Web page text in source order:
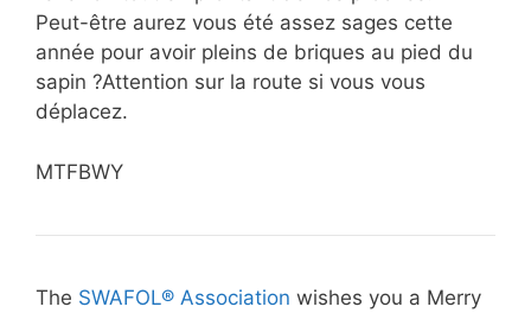
Peut-être aurez vous été assez sages cette
année pour avoir pleins de briques au pied du
sapin ?Attention sur la route si vous vous
déplacez.
MTFBWY
The SWAFOL® Association wishes you a Merry